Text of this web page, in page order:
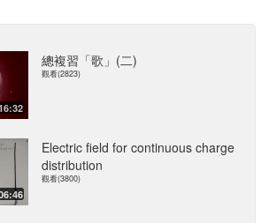
總複習「歌」(二)
觀看(2823)
Electric field for continuous charge
distribution
觀看(3800)